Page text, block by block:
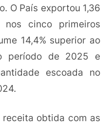
O País exportou 1,36
nos cinco primeiros
14,4% superior ao
período de 2025 e
escoada no
receita obtida com as